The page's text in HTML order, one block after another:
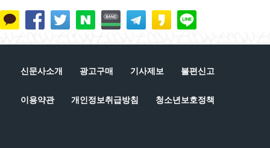
신문사소개 광고구매 기사제보 불편신고
이용약관 개인정보취급방침 청소년보호정책